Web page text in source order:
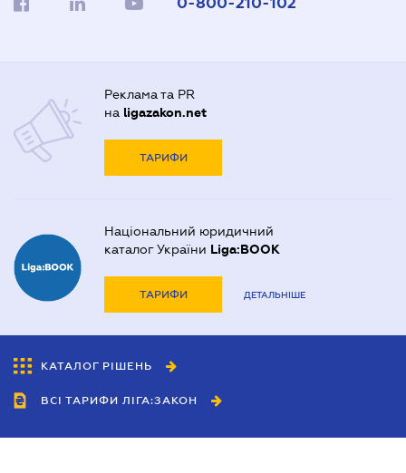
Реклама та PR
на ligazakon.net
ТАРИФИ
Національний юридичний
каталог України Liga:BOOK
ТАРИФИ ДЕТАЛЬНІШЕ
КАТАЛОГ РІШЕНЬ
ВСІ ТАРИФИ ЛІГА:ЗАКОН